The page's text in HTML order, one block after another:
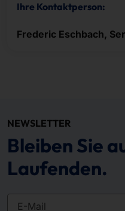
Ihre Kontaktperson:
Frederic Eschbach,
NEWSLETTER
Bleiben Sie
Laufenden.
E-Mail